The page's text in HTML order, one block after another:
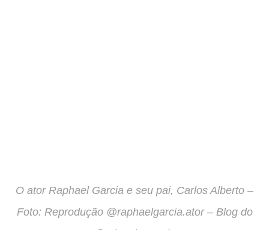
O ator Raphael Garcia e seu pai, Carlos Alberto –
Foto: Reprodução @raphaelgarcia.ator – Blog do